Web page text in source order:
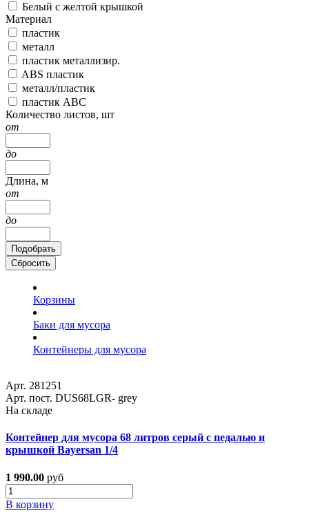
Белый с желтой крышкой
Материал
пластик
металл
пластик металлизир.
ABS пластик
металл/пластик
пластик ABC
Количество листов, шт
от
до
Длина, м
от
до
Подобрать
Сбросить
Корзины
Баки для мусора
Контейнеры для мусора
Арт. 281251
Арт. пост. DUS68LGR- grey
На складе
Контейнер для мусора 68 литров серый с педалью и
крышкой Bayersan 1/4
1 990.00 руб
В корзину